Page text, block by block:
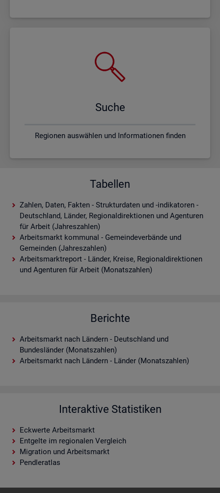
Suche
Regionen auswählen und Informationen finden
Tabellen
Zahlen, Daten, Fakten - Strukturdaten und -indikatoren -
Deutschland, Länder, Regionaldirektionen und Agenturen
für Arbeit (Jahreszahlen)
Arbeitsmarkt kommunal - Gemeindeverbände und
Gemeinden (Jahreszahlen)
Arbeitsmarktreport - Länder, Kreise, Regionaldirektionen
und Agenturen für Arbeit (Monatszahlen)
Berichte
Arbeitsmarkt nach Ländern - Deutschland und
Bundesländer (Monatszahlen)
Arbeitsmarkt nach Ländern - Länder (Monatszahlen)
Interaktive Statistiken
Eckwerte Arbeitsmarkt
Entgelte im regionalen Vergleich
Migration und Arbeitsmarkt
Pendleratlas